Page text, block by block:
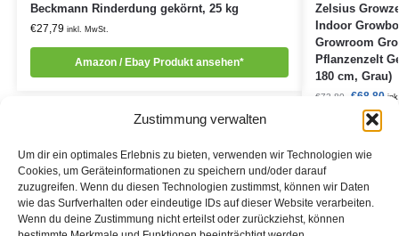
Zustimmung verwalten
Um dir ein optimales Erlebnis zu bieten, verwenden wir Technologien wie
Cookies, um Geräteinformationen zu speichern und/oder darauf
zuzugreifen. Wenn du diesen Technologien zustimmst, können wir Daten
wie das Surfverhalten oder eindeutige IDs auf dieser Website verarbeiten.
Wenn du deine Zustimmung nicht erteilst oder zurückziehst, können
Beckmann Rinderdung gekörnt, 25 kg
€27,79 inkl. MwSt.
Amazon / Ebay Produkt ansehen*
Zelsius
Indoor
Growroom
Pflanzenzelt
180 cm, Grau)
€73,80 €68,80